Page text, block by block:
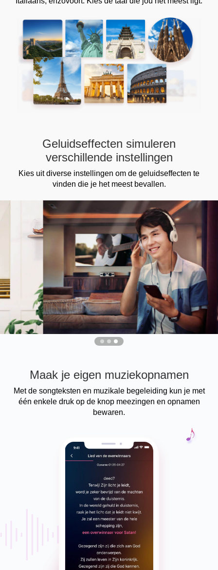
Geluidseffecten simuleren
verschillende instellingen
Kies uit diverse instellingen om de geluidseffecten te
vinden die je het meest bevallen.
Maak je eigen muziekopnamen
Met de songteksten en muzikale begeleiding kun je met
één enkele druk op de knop meezingen en opnamen
bewaren.